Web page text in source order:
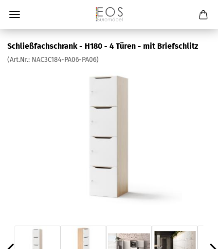
Schließfachschrank - H180 - 4 Türen - mit Briefschlitz
(Art.Nr.: NAC3C184-PA06-PA06)